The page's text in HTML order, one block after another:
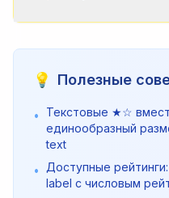
💡 Полезные
•
Текстовые ★☆
единообразный
text
•
Доступные
label с числовым